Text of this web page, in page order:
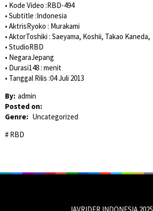
• Kode Video :RBD-494
• Subtitle :Indonesia
• AktrisRyoko : Murakami
• AktorToshiki : Saeyama, Koshii, Takao Kaneda,
• StudioRBD
• NegaraJepang
• Durasi148 : menit
• Tanggal Rilis :04 Juli 2013
By: admin
Posted on:
Genre: Uncategorized
RBD